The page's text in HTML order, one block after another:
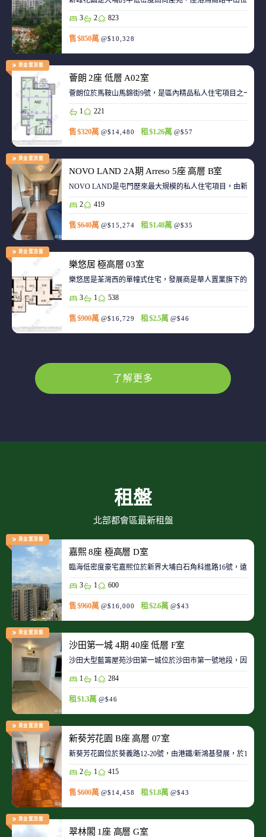
3 2 823
售 $850萬 @$10,328
黃金置頂盤
薈朗 2座 低層 A02室
薈朗位於馬鞍山馬錦街9號，是區內精品私人住宅項目之一，
1 221
售 $320萬 @$14,480 租 $1.26萬 @$57
黃金置頂盤
NOVO LAND 2A期 Arreso 5座 高層 B室
NOVO LAND是屯門歷來最大規模的私人住宅項目，由新鴻
2 419
售 $640萬 @$15,274 租 $1.48萬 @$35
黃金置頂盤
樂悠居 極高層 03室
樂悠居是荃灣西的單幢式住宅，發展商是華人置業旗下的廣
3 1 538
售 $900萬 @$16,729 租 $2.5萬 @$46
了解更多
租盤
北部都會區最新租盤
黃金置頂盤
嘉熙 8座 極高層 D室
臨海低密度豪宅嘉熙位於新界大埔白石角科進路16號，遠離
3 1 600
售 $960萬 @$16,000 租 $2.6萬 @$43
黃金置頂盤
沙田第一城 4期 40座 低層 F室
沙田大型藍籌屋苑沙田第一城位於沙田市第一號地段，因此
1 1 284
租 $1.3萬 @$46
黃金置頂盤
新葵芳花園 B座 高層 07室
新葵芳花園位於葵義路12-20號，由港鐵/新鴻基發展，於
2 1 415
售 $600萬 @$14,458 租 $1.8萬 @$43
黃金置頂盤
翠林閣 1座 高層 G室